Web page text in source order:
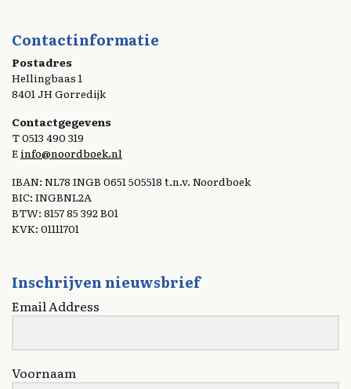
Contactinformatie
Postadres
Hellingbaas 1
8401 JH Gorredijk
Contactgegevens
T 0513 490 319
E info@noordboek.nl
IBAN: NL78 INGB 0651 505518 t.n.v. Noordboek
BIC: INGBNL2A
BTW: 8157 85 392 B01
KVK: 01111701
Inschrijven nieuwsbrief
Email Address
Voornaam